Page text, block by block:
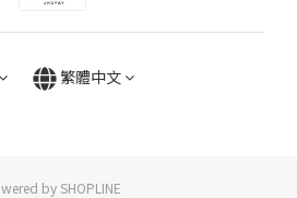
繁體中文
by SHOPLINE